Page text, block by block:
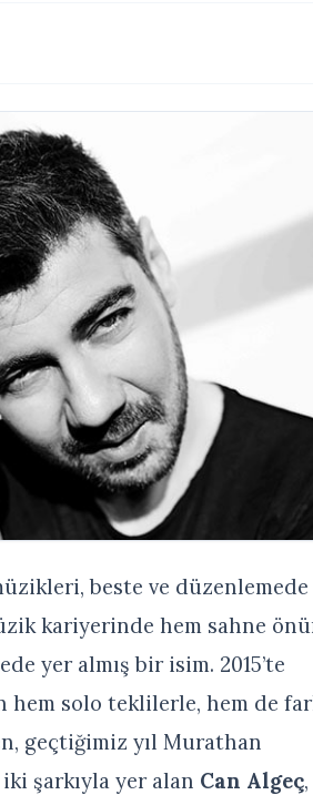
beste ve düzenlemede
kariyerinde hem sahne
yer almış bir isim. 2015’te
hem solo teklilerle, hem de
geçtiğimiz yıl Murathan
şarkıyla yer alan Can Algeç,